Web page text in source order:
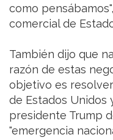
como
comercial de
También dijo que
razón de estas
objetivo es
de Estados Unidos
presidente Trump
"emergencia